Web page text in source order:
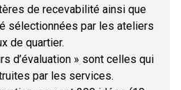
de recevabilité ainsi que
sélectionnées par les ateliers
de quartier.
d’évaluation » sont celles qui
par les services.